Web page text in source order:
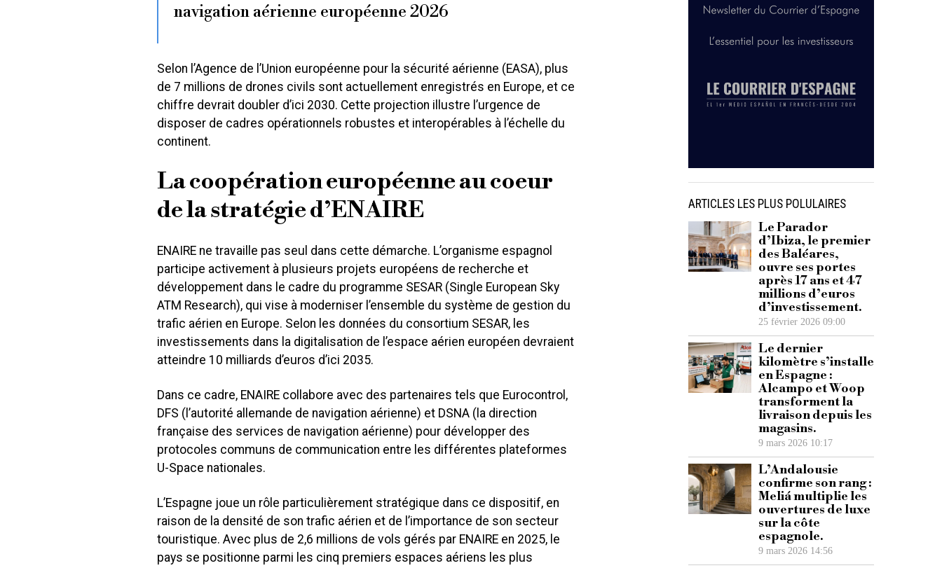
navigation aérienne européenne 2026
Selon l’Agence de l’Union européenne pour la sécurité aérienne (EASA), plus
de 7 millions de drones civils sont actuellement enregistrés en Europe, et ce
chiffre devrait doubler d’ici 2030. Cette projection illustre l’urgence de
disposer de cadres opérationnels robustes et interopérables à l’échelle du
continent.
La coopération européenne au coeur
de la stratégie d’ENAIRE
ENAIRE ne travaille pas seul dans cette démarche. L’organisme espagnol
participe activement à plusieurs projets européens de recherche et
développement dans le cadre du programme SESAR (Single European Sky
ATM Research), qui vise à moderniser l’ensemble du système de gestion du
trafic aérien en Europe. Selon les données du consortium SESAR, les
investissements dans la digitalisation de l’espace aérien européen devraient
atteindre 10 milliards d’euros d’ici 2035.
Dans ce cadre, ENAIRE collabore avec des partenaires tels que Eurocontrol,
DFS (l’autorité allemande de navigation aérienne) et DSNA (la direction
française des services de navigation aérienne) pour développer des
protocoles communs de communication entre les différentes plateformes
U-Space nationales.
L’Espagne joue un rôle particulièrement stratégique dans ce dispositif, en
raison de la densité de son trafic aérien et de l’importance de son secteur
touristique. Avec plus de 2,6 millions de vols gérés par ENAIRE en 2025, le
pays se positionne parmi les cinq premiers espaces aériens les plus
ARTICLES LES PLUS POLULAIRES
Le Parador
d’Ibiza, le premier
des Baléares,
ouvre ses portes
après 17 ans et 47
millions d’euros
d’investissement.
25 février 2026 09:00
Le dernier
kilomètre s’installe
en Espagne :
Alcampo et Woop
transforment la
livraison depuis les
magasins.
9 mars 2026 10:17
L’Andalousie
confirme son rang :
Meliá multiplie les
ouvertures de luxe
sur la côte
espagnole.
9 mars 2026 14:56